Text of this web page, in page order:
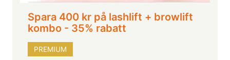
Spara 400 kr på lashlift + browlift
kombo - 35% rabatt
PREMIUM